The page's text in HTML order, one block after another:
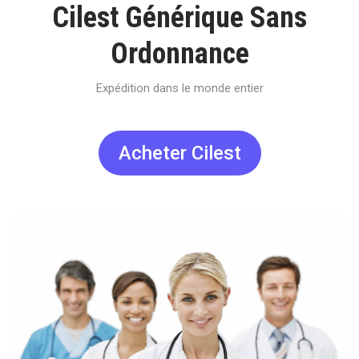
Cilest Générique Sans
Ordonnance
Expédition dans le monde entier
Acheter Cilest